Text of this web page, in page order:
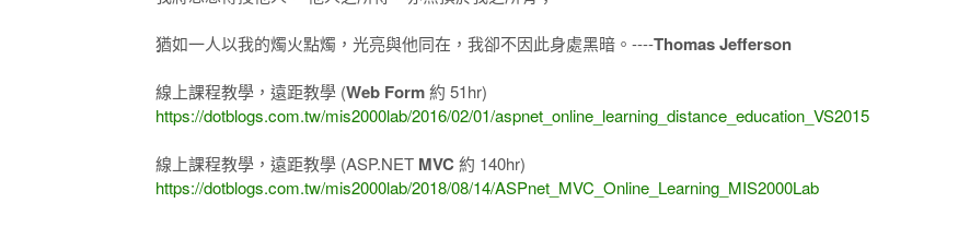
猶如一人以我的燭火點燭，光亮與他同在，我卻不因此身處黑暗。----Thomas Jefferson
線上課程教學，遠距教學 (Web Form約 51hr)
https://dotblogs.com.tw/mis2000lab/2016/02/01/aspnet_online_learning_distance_education_VS2015
線上課程教學，遠距教學 (ASP.NET MVC 約 140hr)
https://dotblogs.com.tw/mis2000lab/2018/08/14/ASPnet_MVC_Online_Learning_MIS2000Lab